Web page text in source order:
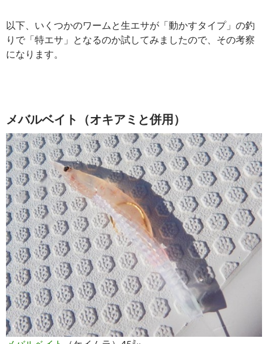
以下、いくつかのワームと生エサが「動かすタイプ」の釣
りで「特エサ」となるのか試してみましたので、その考察
になります。
メバルベイト（オキアミと併用）